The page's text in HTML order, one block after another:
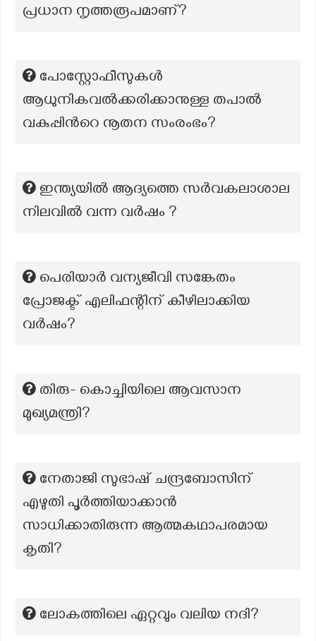
പ്രധാന നൃത്തരൂപമാണ്?
പോസ്റ്റോഫീസുകള്‍
ആധുനികവല്‍ക്കരിക്കാനുള്ള തപാല്‍
വകുപ്പിന്‍റെ നൂതന സംരംഭം?
ഇന്ത്യയിൽ ആദ്യത്തെ സർവകലാശാല
നിലവിൽ വന്ന വർഷം ?
പെരിയാർ വന്യജീവി സങ്കേതം
പ്രോജക്ട് എലിഫന്റിന് കീഴിലാക്കിയ
വർഷം?
തിരു- കൊച്ചിയിലെ ആവസാന
മുഖ്യമന്ത്രി?
നേതാജി സുഭാഷ് ചന്ദ്രബോസിന്
എഴുതി പൂർത്തിയാക്കാൻ
സാധിക്കാതിരുന്ന ആത്മകഥാപരമായ
കൃതി?
ലോകത്തിലെ ഏറ്റവും വലിയ നദി?